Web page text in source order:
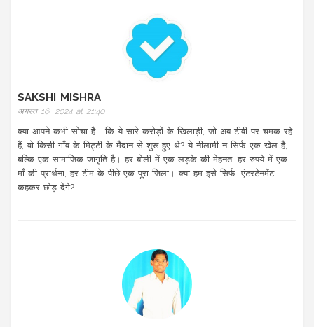
SAKSHI MISHRA
अगस्त 16, 2024 at 21:40
क्या आपने कभी सोचा है... कि ये सारे करोड़ों के खिलाड़ी, जो अब टीवी पर चमक रहे
हैं, वो किसी गाँव के मिट्टी के मैदान से शुरू हुए थे? ये नीलामी न सिर्फ एक खेल है,
बल्कि एक सामाजिक जागृति है। हर बोली में एक लड़के की मेहनत, हर रुपये में एक
माँ की प्रार्थना, हर टीम के पीछे एक पूरा जिला। क्या हम इसे सिर्फ 'एंटरटेनमेंट'
कहकर छोड़ देंगे?